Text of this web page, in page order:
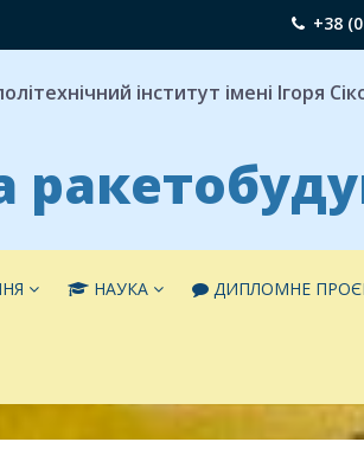
+38
інститут імені Ігоря
НАУКА ДИПЛОМНЕ